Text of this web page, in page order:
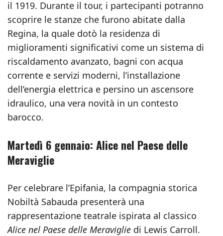
il 1919. Durante il tour, i partecipanti potranno
scoprire le stanze che furono abitate dalla
Regina, la quale dotò la residenza di
miglioramenti significativi come un sistema di
riscaldamento avanzato, bagni con acqua
corrente e servizi moderni, l’installazione
dell’energia elettrica e persino un ascensore
idraulico, una vera novità in un contesto
barocco.
Martedì 6 gennaio: Alice nel Paese delle
Meraviglie
Per celebrare l’Epifania, la compagnia storica
Nobiltà Sabauda presenterà una
rappresentazione teatrale ispirata al classico
Alice nel Paese delle Meraviglie di Lewis Carroll.